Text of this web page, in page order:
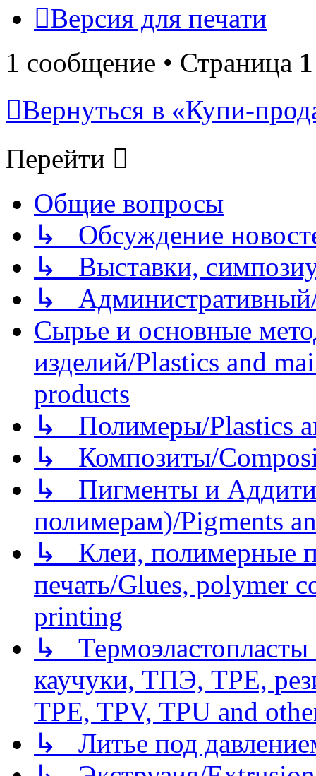
Версия для печати
1 сообщение • Страница 1
Вернуться в «Купи-
Перейти
Общие вопросы
↳ Обсуждение
↳ Выставки,
↳
Сырье и основные
изделий/Plastics and
products
↳ Полимеры/Plastics
↳ Композиты/
↳ Пигменты и
полимерам)/Pigments
↳ Клеи, полимерные
печать/Glues, polymer
printing
↳
каучуки, ТПЭ, TPE,
TPE, TPV, TPU and
↳ Литье под